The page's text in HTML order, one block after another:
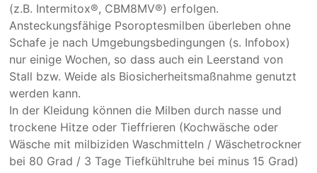
(z.B. Intermitox®, CBM8MV®) erfolgen.
Ansteckungsfähige Psoroptesmilben überleben ohne
Schafe je nach Umgebungsbedingungen (s. Infobox)
nur einige Wochen, so dass auch ein Leerstand von
Stall bzw. Weide als Biosicherheitsmaßnahme genutzt
werden kann.
In der Kleidung können die Milben durch nasse und
trockene Hitze oder Tieffrieren (Kochwäsche oder
Wäsche mit milbiziden Waschmitteln / Wäschetrockner
bei 80 Grad / 3 Tage Tiefkühltruhe bei minus 15 Grad)